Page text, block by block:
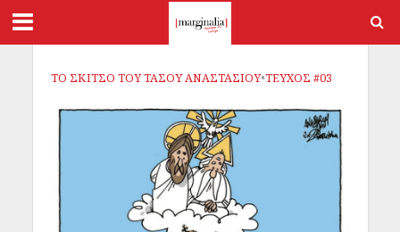
ΤΟ ΣΚΙΤΣΟ ΤΟΥ ΤΑΣΟΥ ΑΝΑΣΤΑΣΙΟΥ•ΤΕΥΧΟΣ #03